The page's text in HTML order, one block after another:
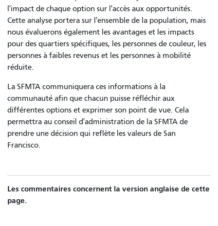
l'impact de chaque option sur l'accès aux opportunités.
Cette analyse portera sur l'ensemble de la population, mais
nous évaluerons également les avantages et les impacts
pour des quartiers spécifiques, les personnes de couleur, les
personnes à faibles revenus et les personnes à mobilité
réduite.
La SFMTA communiquera ces informations à la
communauté afin que chacun puisse réfléchir aux
différentes options et exprimer son point de vue. Cela
permettra au conseil d'administration de la SFMTA de
prendre une décision qui reflète les valeurs de San
Francisco.
Les commentaires concernent la version anglaise de cette
page.